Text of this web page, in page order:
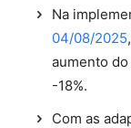
Na
04/08/2025
aumento do
-18%.
Com as